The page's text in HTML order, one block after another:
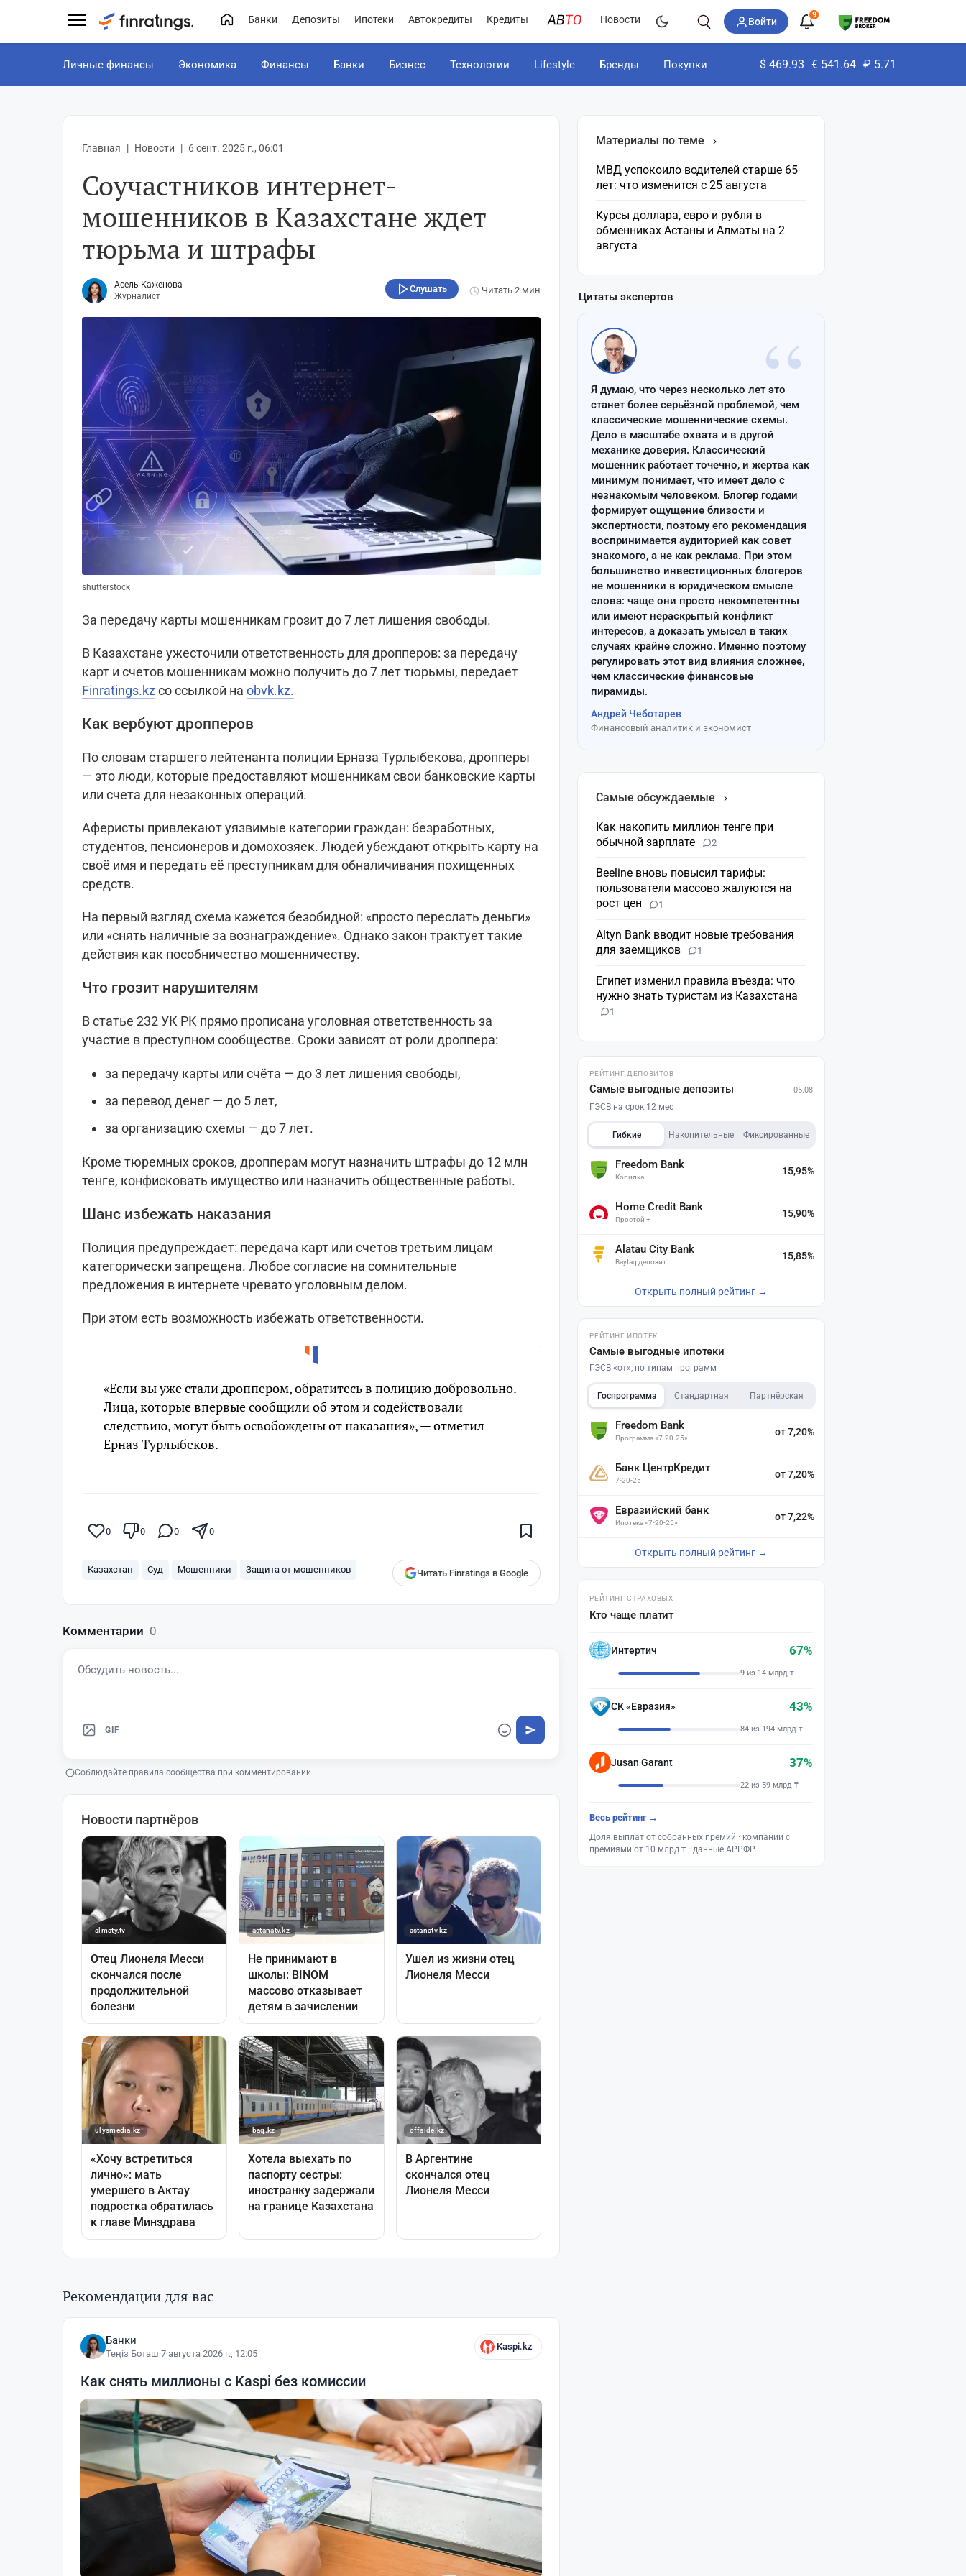
Банки Депозиты Ипотеки Автокредиты Кредиты Новости Войти
9
Личные финансы Экономика Финансы Банки Бизнес Технологии Lifestyle Бренды Покупки $ 469.93 € 541.64 ₽ 5.71
Главная Новости 6 сент. 2025 г., 06:01
Соучастников интернет-
мошенников в Казахстане ждет
тюрьма и штрафы
Асель Каженова
Журналист
Слушать Читать2 мин
shutterstock
За передачу карты мошенникам грозит до 7 лет лишения свободы.
В Казахстане ужесточили ответственность для дропперов: за передачу
карт и счетов мошенникам можно получить до 7 лет тюрьмы, передает
Finratings.kz со ссылкой на obvk.kz.
Как вербуют дропперов
По словам старшего лейтенанта полиции Ерназа Турлыбекова, дропперы
— это люди, которые предоставляют мошенникам свои банковские карты
или счета для незаконных операций.
Аферисты привлекают уязвимые категории граждан: безработных,
студентов, пенсионеров и домохозяек. Людей убеждают открыть карту на
своё имя и передать её преступникам для обналичивания похищенных
средств.
На первый взгляд схема кажется безобидной: «просто переслать деньги»
или «снять наличные за вознаграждение». Однако закон трактует такие
действия как пособничество мошенничеству.
Что грозит нарушителям
В статье 232 УК РК прямо прописана уголовная ответственность за
участие в преступном сообществе. Сроки зависят от роли дроппера:
за передачу карты или счёта — до 3 лет лишения свободы,
за перевод денег — до 5 лет,
за организацию схемы — до 7 лет.
Кроме тюремных сроков, дропперам могут назначить штрафы до 12 млн
тенге, конфисковать имущество или назначить общественные работы.
Шанс избежать наказания
Полиция предупреждает: передача карт или счетов третьим лицам
категорически запрещена. Любое согласие на сомнительные
предложения в интернете чревато уголовным делом.
При этом есть возможность избежать ответственности.
«Если вы уже стали дроппером, обратитесь в полицию добровольно.
Лица, которые впервые сообщили об этом и содействовали
следствию, могут быть освобождены от наказания», — отметил
Ерназ Турлыбеков.
0 0 0 0
Казахстан Суд Мошенники Защита от мошенников Читать Finratings в Google
Комментарии 0
GIF
Соблюдайте правила сообщества при комментировании
Рекомендации для вас
Банки
Теңіз Боташ·7 августа 2026 г., 12:05
Kaspi.kz
Как снять миллионы с Kaspi без комиссии
Материалы по теме
МВД успокоило водителей старше 65
лет: что изменится с 25 августа
Курсы доллара, евро и рубля в
обменниках Астаны и Алматы на 2
августа
Цитаты экспертов
“
Я думаю, что через несколько лет это
станет более серьёзной проблемой, чем
классические мошеннические схемы.
Дело в масштабе охвата и в другой
механике доверия. Классический
мошенник работает точечно, и жертва как
минимум понимает, что имеет дело с
незнакомым человеком. Блогер годами
формирует ощущение близости и
экспертности, поэтому его рекомендация
воспринимается аудиторией как совет
знакомого, а не как реклама. При этом
большинство инвестиционных блогеров
не мошенники в юридическом смысле
слова: чаще они просто некомпетентны
или имеют нераскрытый конфликт
интересов, а доказать умысел в таких
случаях крайне сложно. Именно поэтому
регулировать этот вид влияния сложнее,
чем классические финансовые
пирамиды.
Андрей Чеботарев
Финансовый аналитик и экономист
Самые обсуждаемые
Как накопить миллион тенге при
обычной зарплате
2
Beeline вновь повысил тарифы:
пользователи массово жалуются на
рост цен
1
Altyn Bank вводит новые требования
для заемщиков
1
Египет изменил правила въезда: что
нужно знать туристам из Казахстана
1
РЕЙТИНГ ДЕПОЗИТОВ
Самые выгодные депозиты 05.08
ГЭСВ на срок 12 мес
Гибкие Накопительные Фиксированные
Freedom Bank
Копилка
15,95%
Home Credit Bank
Простой +
15,90%
Alatau City Bank
Baytaq депозит
15,85%
Открыть полный рейтинг →
РЕЙТИНГ ИПОТЕК
Самые выгодные ипотеки
ГЭСВ «от», по типам программ
Госпрограмма Стандартная Партнёрская
Freedom Bank
Программа «7-20-25»
от 7,20%
Банк ЦентрКредит
7-20-25
от 7,20%
Евразийский банк
Ипотека «7-20-25»
от 7,22%
Открыть полный рейтинг →
РЕЙТИНГ СТРАХОВЫХ
Кто чаще платит
Интертич 67%
9 из 14 млрд ₸
СК «Евразия» 43%
84 из 194 млрд ₸
Jusan Garant 37%
22 из 59 млрд ₸
Весь рейтинг →
Доля выплат от собранных премий · компании с
премиями от 10 млрд ₸ · данные АРРФР